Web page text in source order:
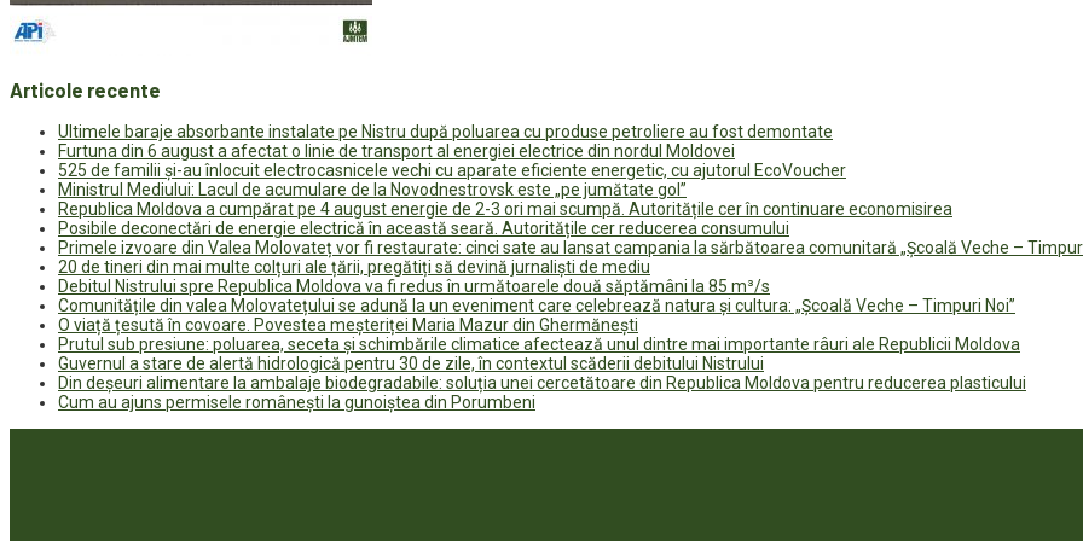
Articole recente
Ultimele baraje absorbante instalate pe Nistru după poluarea cu produse petroliere au fost demontate
Furtuna din 6 august a afectat o linie de transport al energiei electrice din nordul Moldovei
525 de familii și-au înlocuit electrocasnicele vechi cu aparate eficiente energetic, cu ajutorul EcoVoucher
Ministrul Mediului: Lacul de acumulare de la Novodnestrovsk este „pe jumătate gol”
Republica Moldova a cumpărat pe 4 august energie de 2-3 ori mai scumpă. Autoritățile cer în continuare economisirea
Posibile deconectări de energie electrică în această seară. Autoritățile cer reducerea consumului
Primele izvoare din Valea Molovateț vor fi restaurate: cinci sate au lansat campania la sărbătoarea comunitară „Școală Veche –
20 de tineri din mai multe colțuri ale țării, pregătiți să devină jurnaliști de mediu
Debitul Nistrului spre Republica Moldova va fi redus în următoarele două săptămâni la 85 m³/s
Comunitățile din valea Molovatețului se adună la un eveniment care celebrează natura și cultura: „Școală Veche – Timpuri Noi”
O viață țesută în covoare. Povestea meșteriței Maria Mazur din Ghermănești
Prutul sub presiune: poluarea, seceta și schimbările climatice afectează unul dintre mai importante râuri ale Republicii Moldova
Guvernul a stare de alertă hidrologică pentru 30 de zile, în contextul scăderii debitului Nistrului
Din deșeuri alimentare la ambalaje biodegradabile: soluția unei cercetătoare din Republica Moldova pentru reducerea plasticului
Cum au ajuns permisele românești la gunoiștea din Porumbeni